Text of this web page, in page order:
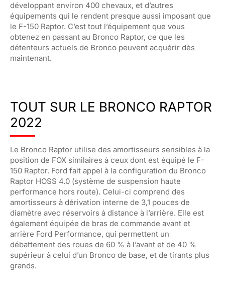
développant environ 400 chevaux, et d’autres
équipements qui le rendent presque aussi imposant que
le F-150 Raptor. C’est tout l’équipement que vous
obtenez en passant au Bronco Raptor, ce que les
détenteurs actuels de Bronco peuvent acquérir dès
maintenant.
TOUT SUR LE BRONCO RAPTOR
2022
Le Bronco Raptor utilise des amortisseurs sensibles à la
position de FOX similaires à ceux dont est équipé le F-
150 Raptor. Ford fait appel à la configuration du Bronco
Raptor HOSS 4.0 (système de suspension haute
performance hors route). Celui-ci comprend des
amortisseurs à dérivation interne de 3,1 pouces de
diamètre avec réservoirs à distance à l’arrière. Elle est
également équipée de bras de commande avant et
arrière Ford Performance, qui permettent un
débattement des roues de 60 % à l’avant et de 40 %
supérieur à celui d’un Bronco de base, et de tirants plus
grands.